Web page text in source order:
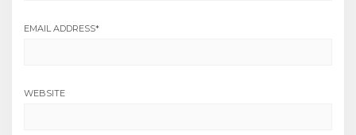
EMAIL ADDRESS*
WEBSITE